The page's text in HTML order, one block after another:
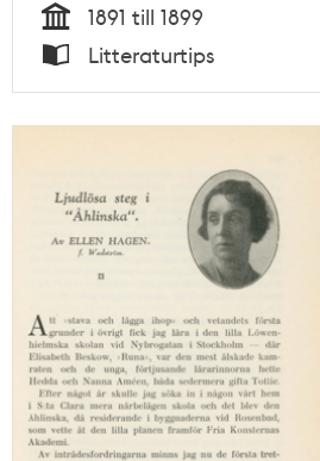
Tid
1891 till 1899
Typ
Litteraturtips